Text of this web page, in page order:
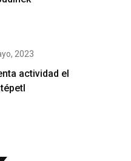
2023
actividad el